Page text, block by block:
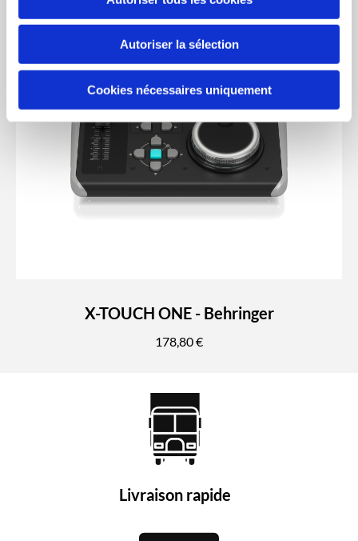
Autoriser la sélection
Cookies nécessaires uniquement
X-TOUCH ONE - Behringer
178,80 €
Livraison rapide